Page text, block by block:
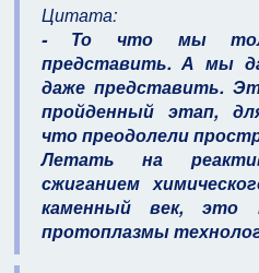
Цитата:
- То что мы
представить. А мы
даже представить.
пройденный этап,
что преодолели
Летать на
сжиганием
каменный век, это
протоплазмы